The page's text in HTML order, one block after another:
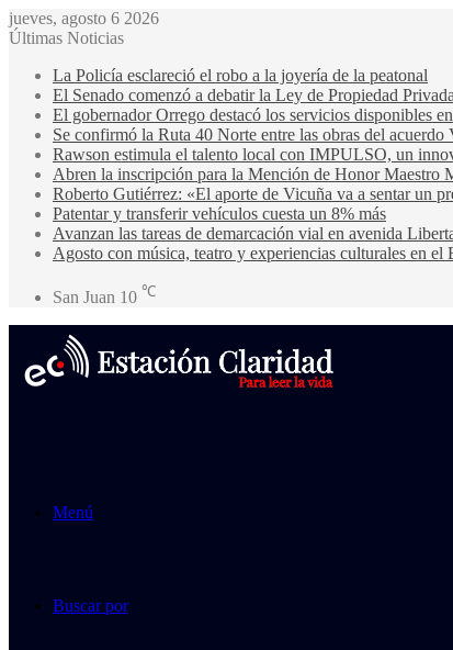
jueves, agosto 6 2026
Últimas Noticias
La Policía esclareció el robo a la joyería de la peatonal
El Senado comenzó a debatir la Ley de Propiedad Privada
El gobernador Orrego destacó los servicios disponibles
Se confirmó la Ruta 40 Norte entre las obras del acuerdo
Rawson estimula el talento local con IMPULSO, un
Abren la inscripción para la Mención de Honor Maestro
Roberto Gutiérrez: «El aporte de Vicuña va a sentar un
Patentar y transferir vehículos cuesta un 8% más
Avanzan las tareas de demarcación vial en avenida
Agosto con música, teatro y experiencias culturales en el
San Juan 10 ℃
Menú
Buscar por